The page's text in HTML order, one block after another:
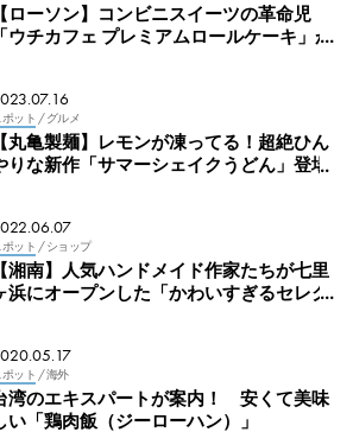
【ローソン】コンビニスイーツの革命児
「ウチカフェ プレミアムロールケーキ」が
ポット / グルメ
【丸亀製麺】レモンが凍ってる！超絶ひん
りな新作「サマーシェイクうどん」登場
ポット / ショップ
【湘南】人気ハンドメイド作家たちが七里
浜にオープンした「かわいすぎるセレク
ポット / 海外
湾のエキスパートが案内！ 安くて美味
い「鶏肉飯（ジーローハン）」